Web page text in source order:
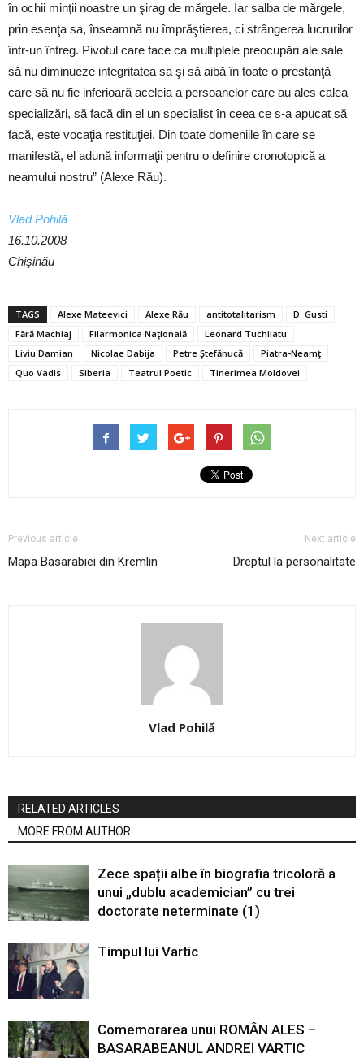
în ochii minţii noastre un şirag de mărgele. Iar salba de mărgele,
prin esenţa sa, înseamnă nu împrăştierea, ci strângerea lucrurilor
într-un întreg. Pivotul care face ca multiplele preocupări ale sale
să nu diminueze integritatea sa şi să aibă în toate o prestanţă
care să nu fie inferioară aceleia a persoanelor care au ales calea
specializări, să facă din el un specialist în ceea ce s-a apucat să
facă, este vocaţia restituţiei. Din toate domeniile în care se
manifestă, el adună informaţii pentru o definire cronotopică a
neamului nostru” (Alexe Rău).
Vlad Pohilă
16.10.2008
Chişinău
TAGS Alexe Mateevici Alexe Rău antitotalitarism
D. Gusti
Fără Machiaj
Filarmonica Naţională
Leonard Tuchilatu
Liviu Damian
Nicolae Dabija Petre Ştefănucă
Piatra-Neamţ
Quo Vadis
Siberia Teatrul Poetic Tinerimea Moldovei
Previous article
Mapa Basarabiei din Kremlin
Next article
Dreptul la personalitate
Vlad Pohilă
RELATED ARTICLES
MORE FROM AUTHOR
Zece spații albe în biografia tricoloră a
unui „dublu academician” cu trei
doctorate neterminate (1)
Timpul lui Vartic
Comemorarea unui ROMÂN ALES –
BASARABEANUL ANDREI VARTIC